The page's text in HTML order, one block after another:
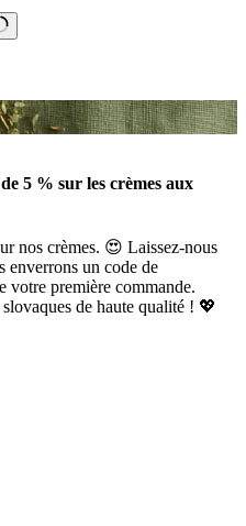
5 % sur les crèmes aux
nos crèmes. 😍 Laissez-nous
enverrons un code de
votre première commande.
de haute qualité ! 💖